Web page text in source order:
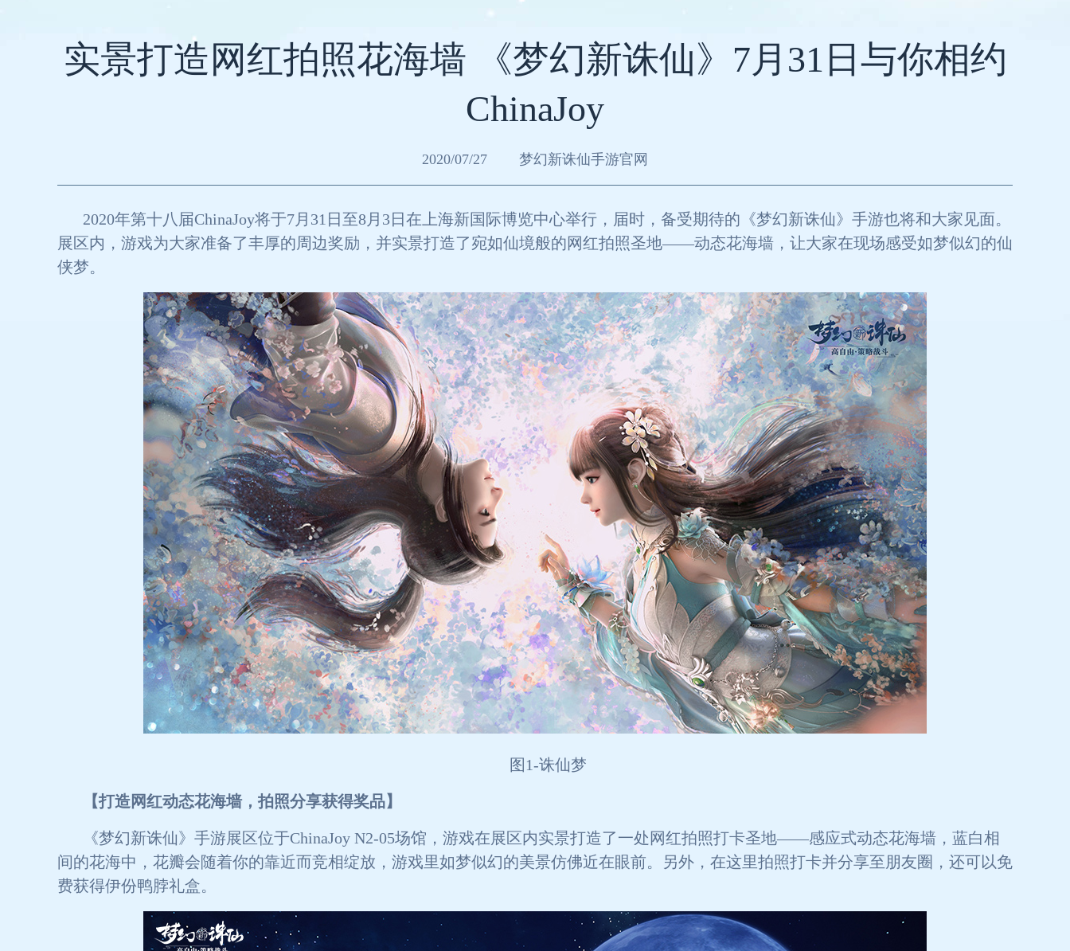
实景打造网红拍照花海墙 《梦幻新诛仙》7月31日与你相约
ChinaJoy
2020/07/27 梦幻新诛仙手游官网
2020年第十八届ChinaJoy将于7月31日至8月3日在上海新国际博览中心举行，届时，备受期待的《梦幻新诛仙》手游也将和大家见面。
展区内，游戏为大家准备了丰厚的周边奖励，并实景打造了宛如仙境般的网红拍照圣地——动态花海墙，让大家在现场感受如梦似幻的仙
侠梦。
图1-诛仙梦
【打造网红动态花海墙，拍照分享获得奖品】
《梦幻新诛仙》手游展区位于ChinaJoy N2-05场馆，游戏在展区内实景打造了一处网红拍照打卡圣地——感应式动态花海墙，蓝白相
间的花海中，花瓣会随着你的靠近而竞相绽放，游戏里如梦似幻的美景仿佛近在眼前。另外，在这里拍照打卡并分享至朋友圈，还可以免
费获得伊份鸭脖礼盒。